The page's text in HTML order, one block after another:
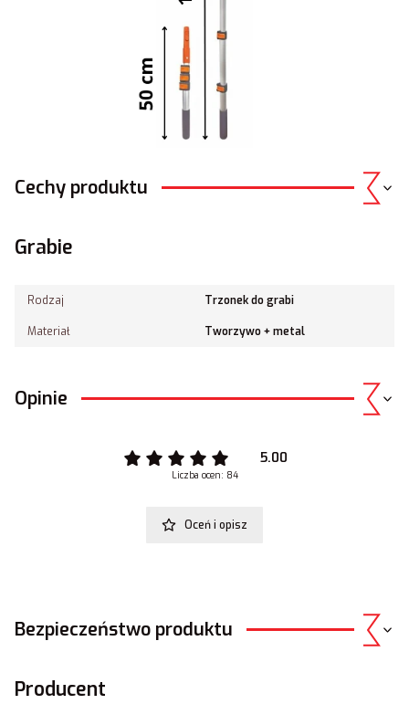
Cechy produktu
Grabie
Rodzaj Trzonek do grabi
Materiał Tworzywo + metal
Opinie
5.00
Liczba ocen: 84
Oceń i opisz
Bezpieczeństwo produktu
Producent